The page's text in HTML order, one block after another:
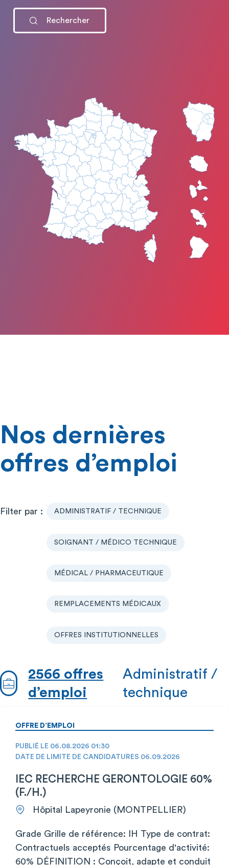
Nos dernières
offres d’emploi
ADMINISTRATIF / TECHNIQUE
SOIGNANT / MÉDICO TECHNIQUE
MÉDICAL / PHARMACEUTIQUE
REMPLACEMENTS MÉDICAUX
OFFRES INSTITUTIONNELLES
2566 offres
d’emploi
Administratif /
technique
OFFRE D’EMPLOI
PUBLIÉ LE 06.08.2026 01:30
DATE DE LIMITE DE CANDIDATURES 06.09.2026
IEC RECHERCHE GERONTOLOGIE 60%
(F./H.)
Hôpital Lapeyronie (MONTPELLIER)
Grade Grille de référence: IH Type de contrat:
Contractuels acceptés Pourcentage d'activité:
60% DÉFINITION : Conçoit, adapte et conduit